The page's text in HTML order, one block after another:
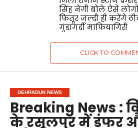
सिंह नेगी बोले ऐसे
फितूर जल्दी ही करेंगे
गुंडागर्दी माफियागिरी
CLICK TO
DEHRADUN NEWS
Breaking News :
के रसूलपुर में डंफर